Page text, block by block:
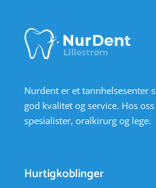
Nurdent er et tannhelsesenter
god kvalitet og service. Hos
spesialister, oralkirurg og lege.
Hurtigkoblinger